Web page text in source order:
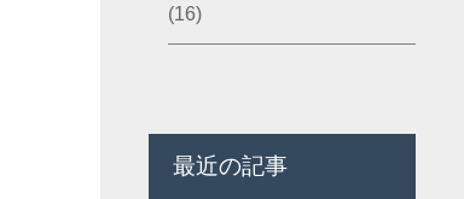
(16)
最近の記事